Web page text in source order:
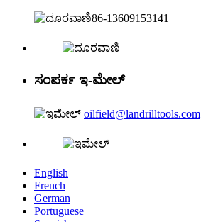
86-13609153141
ಸಂಪರ್ಕ ಇ-ಮೇಲ್
oilfield@landrilltools.com
English
French
German
Portuguese